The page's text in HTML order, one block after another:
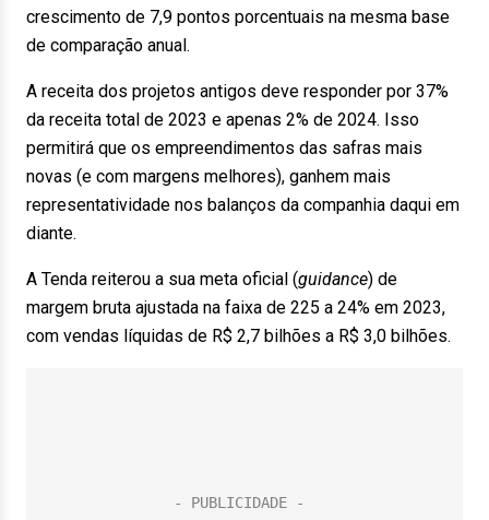
crescimento de 7,9 pontos porcentuais na mesma base
de comparação anual.
A receita dos projetos antigos deve responder por 37%
da receita total de 2023 e apenas 2% de 2024. Isso
permitirá que os empreendimentos das safras mais
novas (e com margens melhores), ganhem mais
representatividade nos balanços da companhia daqui em
diante.
A Tenda reiterou a sua meta oficial (guidance) de
margem bruta ajustada na faixa de 225 a 24% em 2023,
com vendas líquidas de R$ 2,7 bilhões a R$ 3,0 bilhões.